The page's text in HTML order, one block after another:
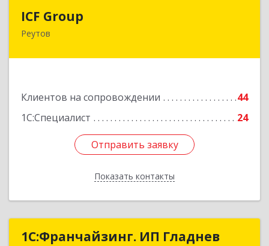
ICF Group
Реутов
Клиентов на сопровождении
44
1С:Специалист
24
Отправить заявку
Показать контакты
143965, Московская обл, г.о. Реутов, Реутов г,
Отправить заявку
Назад
1С:Франчайзинг. ИП Гладнев
1С:Франчайзинг. ИП Гладнев